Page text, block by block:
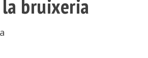
bruixeria